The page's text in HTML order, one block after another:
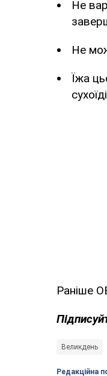
Не
Не
Їжа
Раніше
Великдень
Редакційна